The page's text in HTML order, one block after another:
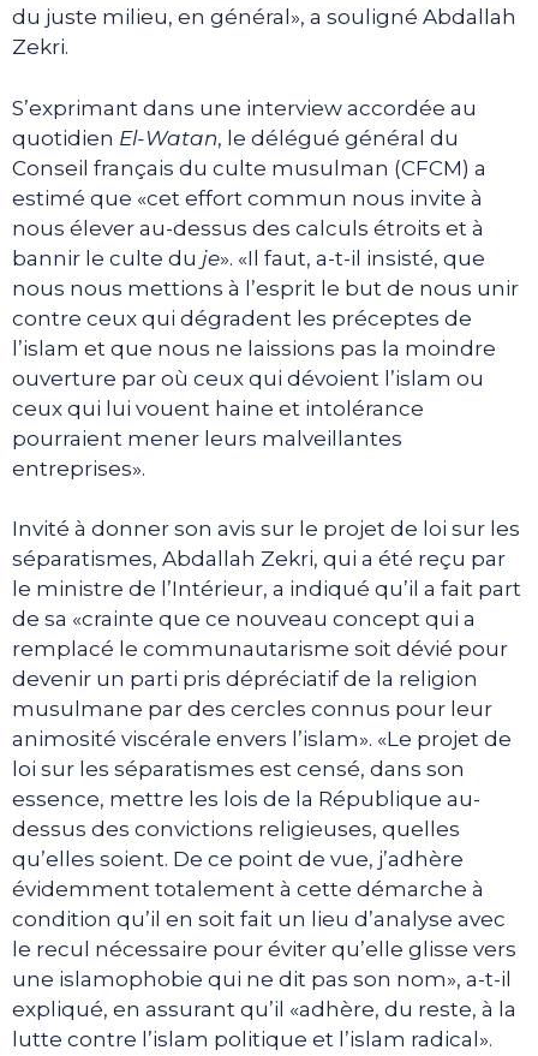
du juste milieu, en général», a souligné Abdallah
Zekri.
S’exprimant dans une interview accordée au
quotidien El-Watan, le délégué général du
Conseil français du culte musulman (CFCM) a
estimé que «cet effort commun nous invite à
nous élever au-dessus des calculs étroits et à
bannir le culte du je». «Il faut, a-t-il insisté, que
nous nous mettions à l’esprit le but de nous unir
contre ceux qui dégradent les préceptes de
l’islam et que nous ne laissions pas la moindre
ouverture par où ceux qui dévoient l’islam ou
ceux qui lui vouent haine et intolérance
pourraient mener leurs malveillantes
entreprises».
Invité à donner son avis sur le projet de loi sur les
séparatismes, Abdallah Zekri, qui a été reçu par
le ministre de l’Intérieur, a indiqué qu’il a fait part
de sa «crainte que ce nouveau concept qui a
remplacé le communautarisme soit dévié pour
devenir un parti pris dépréciatif de la religion
musulmane par des cercles connus pour leur
animosité viscérale envers l’islam». «Le projet de
loi sur les séparatismes est censé, dans son
essence, mettre les lois de la République au-
dessus des convictions religieuses, quelles
qu’elles soient. De ce point de vue, j’adhère
évidemment totalement à cette démarche à
condition qu’il en soit fait un lieu d’analyse avec
le recul nécessaire pour éviter qu’elle glisse vers
une islamophobie qui ne dit pas son nom», a-t-il
expliqué, en assurant qu’il «adhère, du reste, à la
lutte contre l’islam politique et l’islam radical».